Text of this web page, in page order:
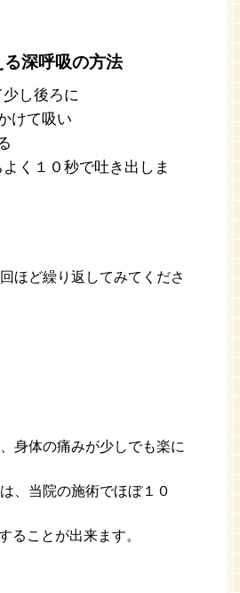
深呼吸の方法
し後ろに
けて吸い
く１０秒で吐き出しま
ほど繰り返してみてくださ
身体の痛みが少しでも楽に
、当院の施術でほぼ１０
ることが出来ます。